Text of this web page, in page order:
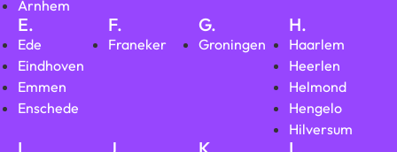
Arnhem
E.
Ede
Eindhoven
Emmen
Enschede
F.
Franeker
G.
Groningen
H.
Haarlem
Heerlen
Helmond
Hengelo
Hilversum